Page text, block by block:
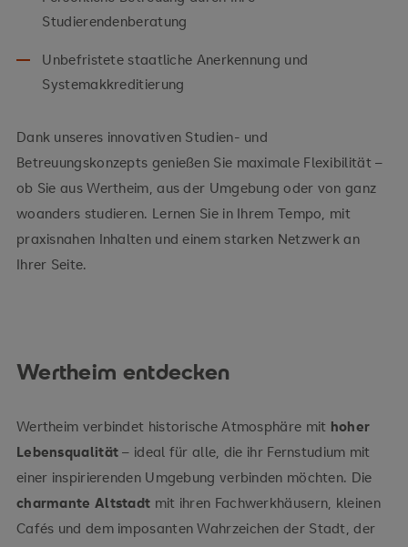
Studierendenberatung
Unbefristete staatliche Anerkennung und
Systemakkreditierung
Dank unseres innovativen Studien- und
Betreuungskonzepts genießen Sie maximale Flexibilität –
ob Sie aus Wertheim, aus der Umgebung oder von ganz
woanders studieren. Lernen Sie in Ihrem Tempo, mit
praxisnahen Inhalten und einem starken Netzwerk an
Ihrer Seite.
Wertheim entdecken
Wertheim verbindet historische Atmosphäre mit hoher
Lebensqualität – ideal für alle, die ihr Fernstudium mit
einer inspirierenden Umgebung verbinden möchten. Die
charmante Altstadt mit ihren Fachwerkhäusern, kleinen
Cafés und dem imposanten Wahrzeichen der Stadt, der